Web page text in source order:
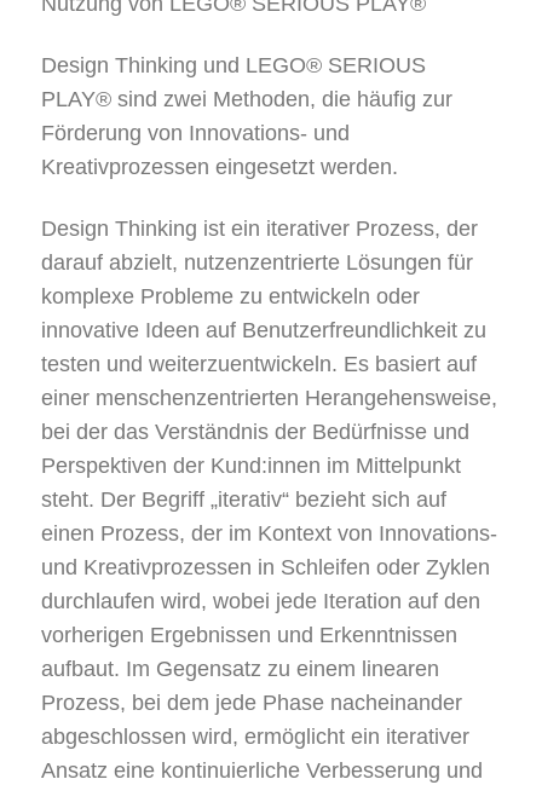
Design Thinking und LEGO® SERIOUS
PLAY® sind zwei Methoden, die häufig zur
Förderung von Innovations- und
Kreativprozessen eingesetzt werden.
Design Thinking ist ein iterativer Prozess, der
darauf abzielt, nutzenzentrierte Lösungen für
komplexe Probleme zu entwickeln oder
innovative Ideen auf Benutzerfreundlichkeit zu
testen und weiterzuentwickeln. Es basiert auf
einer menschenzentrierten Herangehensweise,
bei der das Verständnis der Bedürfnisse und
Perspektiven der Kund:innen im Mittelpunkt
steht. Der Begriff „iterativ“ bezieht sich auf
einen Prozess, der im Kontext von Innovations-
und Kreativprozessen in Schleifen oder Zyklen
durchlaufen wird, wobei jede Iteration auf den
vorherigen Ergebnissen und Erkenntnissen
aufbaut. Im Gegensatz zu einem linearen
Prozess, bei dem jede Phase nacheinander
abgeschlossen wird, ermöglicht ein iterativer
Ansatz eine kontinuierliche Verbesserung und